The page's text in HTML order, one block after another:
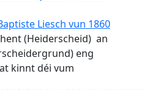
Liesch vun 1860
(Heiderscheid) an
eng
kinnt déi vum